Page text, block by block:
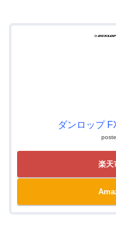
ダンロップ
楽天